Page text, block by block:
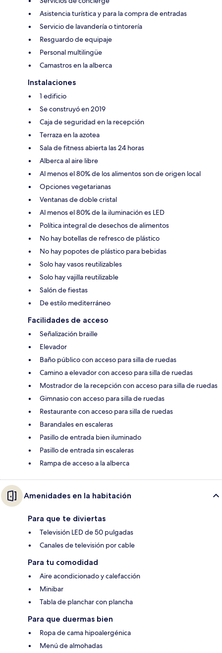
Asistencia turística y para la compra de entradas
Servicio de lavandería o tintorería
Resguardo de equipaje
Personal multilingüe
Camastros en la alberca
Instalaciones
1 edificio
Se construyó en 2019
Caja de seguridad en la recepción
Terraza en la azotea
Sala de fitness abierta las 24 horas
Alberca al aire libre
Al menos el 80% de los alimentos son de origen local
Opciones vegetarianas
Ventanas de doble cristal
Al menos el 80% de la iluminación es LED
Política integral de desechos de alimentos
No hay botellas de refresco de plástico
No hay popotes de plástico para bebidas
Solo hay vasos reutilizables
Solo hay vajilla reutilizable
Salón de fiestas
De estilo mediterráneo
Facilidades de acceso
Señalización braille
Elevador
Baño público con acceso para silla de ruedas
Camino a elevador con acceso para silla de ruedas
Mostrador de la recepción con acceso para silla de ruedas
Gimnasio con acceso para silla de ruedas
Restaurante con acceso para silla de ruedas
Barandales en escaleras
Pasillo de entrada bien iluminado
Pasillo de entrada sin escaleras
Rampa de acceso a la alberca
Amenidades en la habitación
Para que te diviertas
Televisión LED de 50 pulgadas
Canales de televisión por cable
Para tu comodidad
Aire acondicionado y calefacción
Minibar
Tabla de planchar con plancha
Para que duermas bien
Ropa de cama hipoalergénica
Menú de almohadas